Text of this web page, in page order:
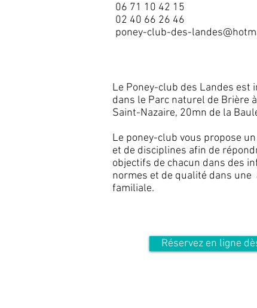
06 71 10 42 15
02 40 66 26 46
poney-club-des-
Le Poney-club des Landes est
dans le Parc naturel de Brière
Saint-Nazaire, 20mn de la
Le poney-club vous propose
et de disciplines afin de
objectifs de chacun dans des
normes et de qualité dans une
familiale.
Réservez en ligne